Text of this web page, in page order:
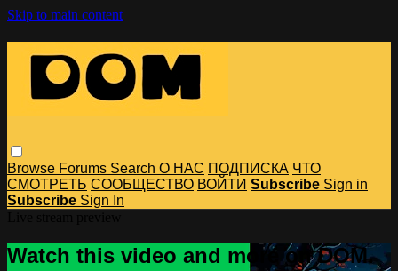
Skip to main content
Browse Forums Search О НАС ПОДПИСКА ЧТО
СМОТРЕТЬ СООБЩЕСТВО ВОЙТИ Subscribe Sign in
Subscribe Sign In
Watch this video and more on DOM.